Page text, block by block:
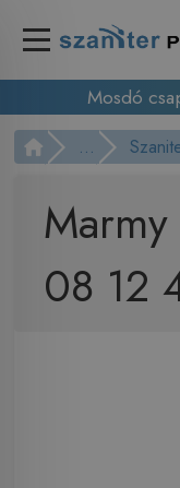
Mosdó
...
08 12